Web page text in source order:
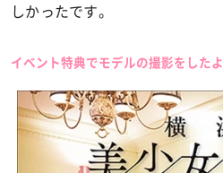
しかったです。
イベント特典でモデルの撮影をしたよ